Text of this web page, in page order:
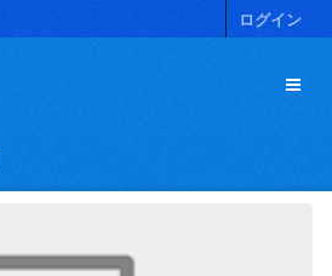
ログイン